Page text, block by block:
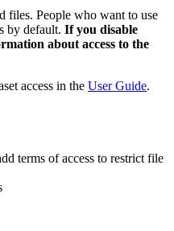
files. People who want to use
by default. If you disable
about access to the
access in the User Guide.
terms of access to restrict file